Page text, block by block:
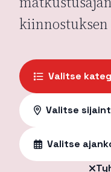
Valitse
Valitse
Valitse